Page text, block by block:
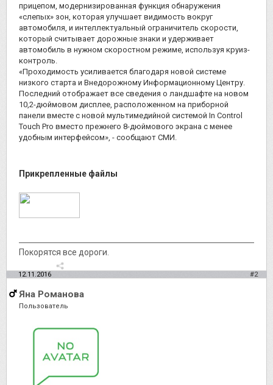
прицепом, модернизированная функция обнаружения
«слепых» зон, которая улучшает видимость вокруг
автомобиля, и интеллектуальный ограничитель скорости,
который считывает дорожные знаки и удерживает
автомобиль в нужном скоростном режиме, используя круиз-
контроль.
«Проходимость усиливается благодаря новой системе
низкого старта и Внедорожному Информационному Центру.
Последний отображает все сведения о ландшафте на новом
10,2-дюймовом дисплее, расположенном на приборной
панели вместе с новой мультимедийной системой In Control
Touch Pro вместо прежнего 8-дюймового экрана с менее
удобным интерфейсом», - сообщают СМИ.
Прикрепленные файлы
Покорятся все дороги.
12.11.2016 #2
Яна Романова
Пользователь